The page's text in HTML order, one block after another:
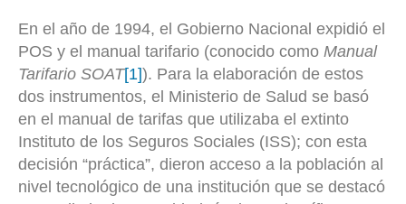
En el año de 1994, el Gobierno Nacional expidió el
POS y el manual tarifario (conocido como Manual
Tarifario SOAT[1]). Para la elaboración de estos
dos instrumentos, el Ministerio de Salud se basó
en el manual de tarifas que utilizaba el extinto
Instituto de los Seguros Sociales (ISS); con esta
decisión “práctica”, dieron acceso a la población al
nivel tecnológico de una institución que se destacó